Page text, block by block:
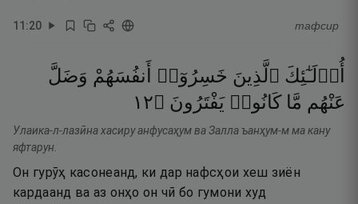
11:20 тафсир
أُو۟لَـٰٓئِكَ ٱلَّذِينَ خَسِرُوٓا۟ أَنفُسَهُمْ وَضَلَّ
عَنْهُم مَّا كَانُوا۟ يَفْتَرُونَ ۝٢١
Улаика-л-лазӣна хасиру анфусаҳум ва Залла ъанҳум-м ма кану
яфтарун.
Он гурӯҳ касонеанд, ки дар нафсҳои хеш зиён
кардаанд ва аз онҳо он чӣ бо гумони худ